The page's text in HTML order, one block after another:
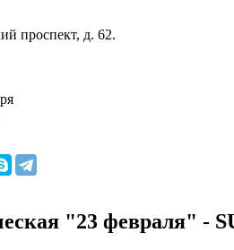
проспект, д. 62.
"23 февраля" -